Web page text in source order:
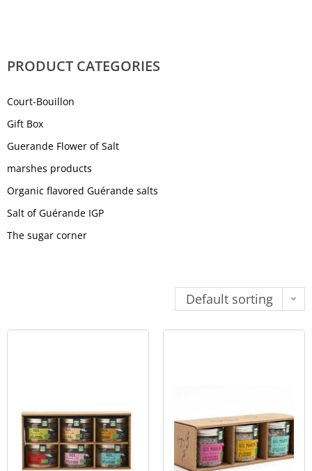
PRODUCT CATEGORIES
Court-Bouillon
Gift Box
Guerande Flower of Salt
marshes products
Organic flavored Guérande salts
Salt of Guérande IGP
The sugar corner
Default sorting